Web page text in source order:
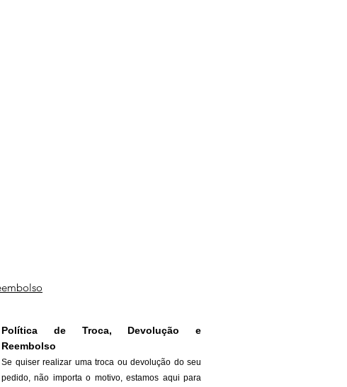
Política de Troca, Devolução e
Reembolso
Se quiser realizar uma troca ou devolução do seu
pedido, não importa o motivo, estamos aqui para